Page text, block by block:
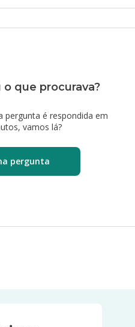
que procurava?
pergunta é respondida em
vamos lá?
pergunta